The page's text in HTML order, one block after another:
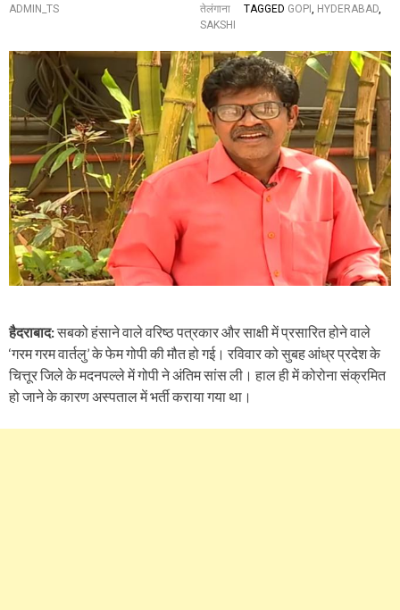
ADMIN_TS
तेलंगाना
TAGGED GOPI , HYDERABAD,
SAKSHI
हैदराबाद:सबको हंसाने वाले वरिष्ठ पत्रकार और साक्षी में प्रसारित होने वाले
‘गरम गरम वार्तलु’ के फेम गोपी की मौत हो गई। रविवार को सुबह आंध्र प्रदेश के
चित्तूर जिले के मदनपल्ले में गोपी ने अंतिम सांस ली। हाल ही में कोरोना संक्रमित
हो जाने के कारण अस्पताल में भर्ती कराया गया था।